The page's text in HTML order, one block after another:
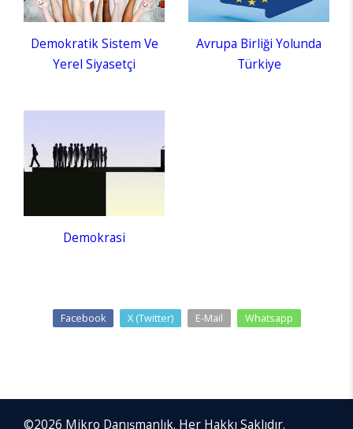
Demokratik Sistem Ve
Yerel Siyasetçi
Avrupa Birliği Yolunda
Türkiye
Demokrasi
Facebook X (Twitter) E-Mail Whatsapp
©2026 Mikro Danışmanlık. Her Hakkı Saklıdır.